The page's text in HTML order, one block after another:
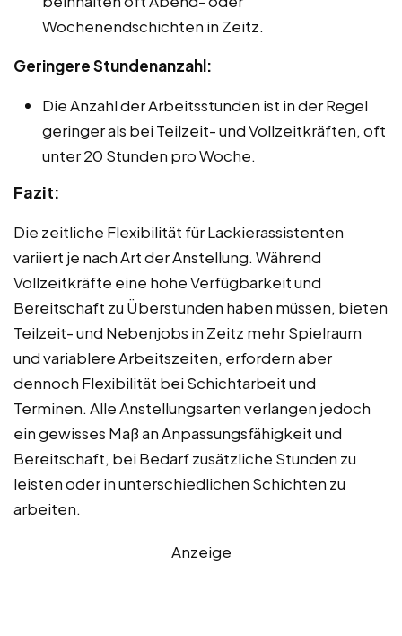
Wochenendschichten in Zeitz.
Geringere Stundenanzahl:
Die Anzahl der Arbeitsstunden ist in der Regel
geringer als bei Teilzeit- und Vollzeitkräften, oft
unter 20 Stunden pro Woche.
Fazit:
Die zeitliche Flexibilität für Lackierassistenten
variiert je nach Art der Anstellung. Während
Vollzeitkräfte eine hohe Verfügbarkeit und
Bereitschaft zu Überstunden haben müssen, bieten
Teilzeit- und Nebenjobs in Zeitz mehr Spielraum
und variablere Arbeitszeiten, erfordern aber
dennoch Flexibilität bei Schichtarbeit und
Terminen. Alle Anstellungsarten verlangen jedoch
ein gewisses Maß an Anpassungsfähigkeit und
Bereitschaft, bei Bedarf zusätzliche Stunden zu
leisten oder in unterschiedlichen Schichten zu
arbeiten.
Anzeige